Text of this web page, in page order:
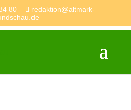
80
redaktion@altmark-